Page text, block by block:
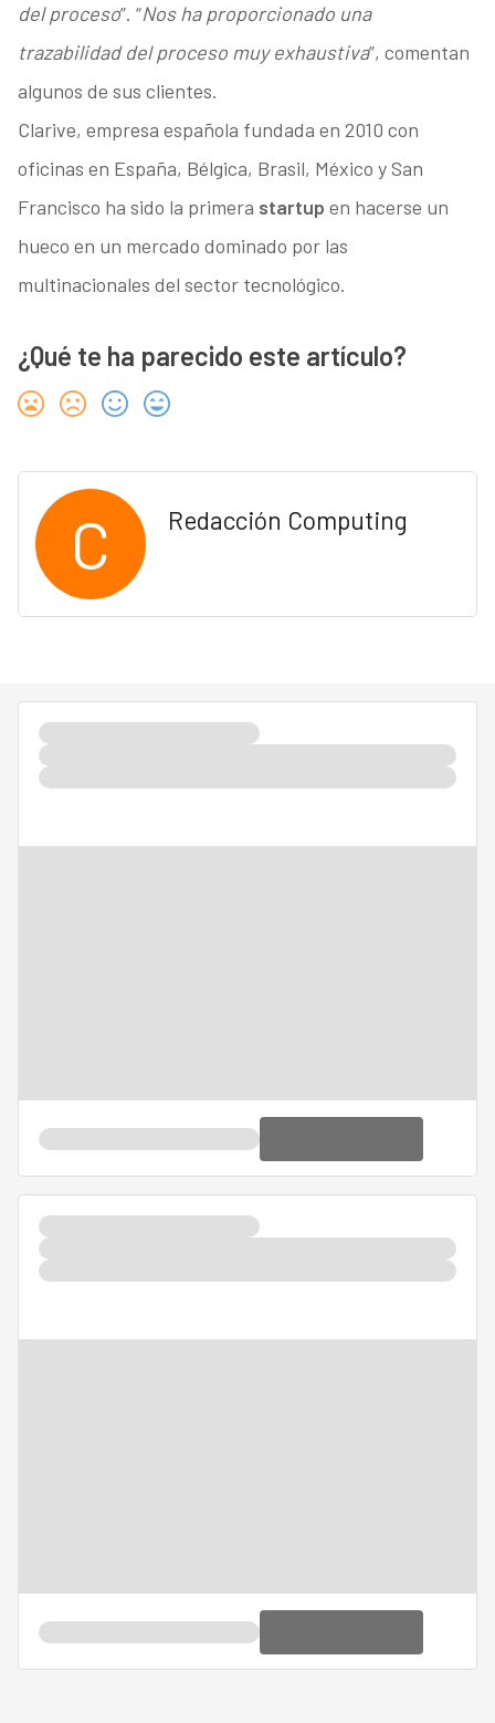
del proceso”. “Nos ha proporcionado una
trazabilidad del proceso muy exhaustiva”, comentan
algunos de sus clientes.
Clarive, empresa española fundada en 2010 con
oficinas en España, Bélgica, Brasil, México y San
Francisco ha sido la primera startup en hacerse un
hueco en un mercado dominado por las
multinacionales del sector tecnológico.
¿Qué te ha parecido este artículo?
C Redacción Computing